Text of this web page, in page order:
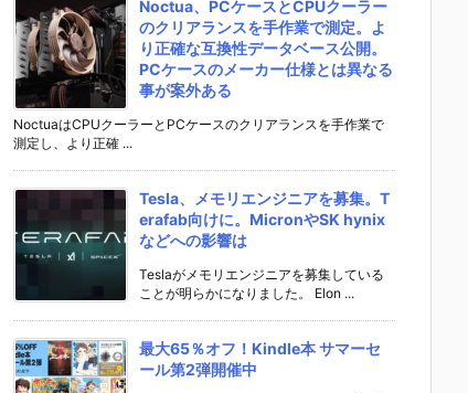
Noctua、PCケースとCPUクーラー
のクリアランスを手作業で測定。よ
り正確な互換性データベース公開。
PCケースのメーカー仕様とは異なる
事が案外ある
NoctuaはCPUクーラーとPCケースのクリアランスを手作業で
測定し、より正確 ...
Tesla、メモリエンジニアを募集。T
erafab向けに。MicronやSK hynix
などへの影響は
Teslaがメモリエンジニアを募集している
ことが明らかになりました。 Elon ...
最大65％オフ！Kindle本 サマーセ
ール第2弾開催中